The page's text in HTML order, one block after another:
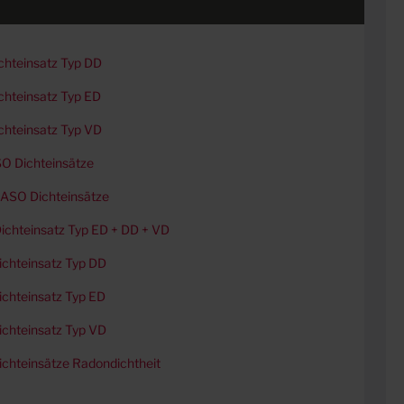
Typ DD
Typ ED
Typ VD
Dichteinsätze
Dichteinsätze
Typ ED + DD + VD
Typ DD
Typ ED
Typ VD
Radondichtheit